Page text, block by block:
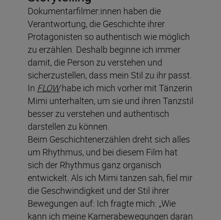
Dokumentarfilmer:innen haben die
Verantwortung, die Geschichte ihrer
Protagonisten so authentisch wie möglich
zu erzählen. Deshalb beginne ich immer
damit, die Person zu verstehen und
sicherzustellen, dass mein Stil zu ihr passt.
In FLOWhabe ich mich vorher mit Tänzerin
Mimi unterhalten, um sie und ihren Tanzstil
besser zu verstehen und authentisch
darstellen zu können.
Beim Geschichtenerzählen dreht sich alles
um Rhythmus, und bei diesem Film hat
sich der Rhythmus ganz organisch
entwickelt. Als ich Mimi tanzen sah, fiel mir
die Geschwindigkeit und der Stil ihrer
Bewegungen auf: Ich fragte mich: „Wie
kann ich meine Kamerabewegungen daran